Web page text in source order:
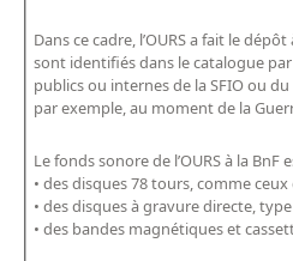
Dans ce cadre, l’OURS a fait le
sont identifiés dans le catalogue
publics ou internes de la SFIO ou
par exemple, au moment de la
Le fonds sonore de l’OURS à la
• des disques 78 tours, comme
• des bandes magnétiques et